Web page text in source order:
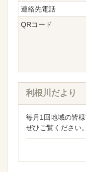
連絡先電話
QRコード
利根川だより
毎月1回地域の皆
ぜひご覧ください。